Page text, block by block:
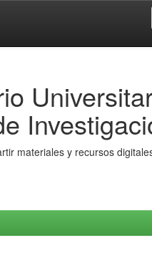
materiales y recursos